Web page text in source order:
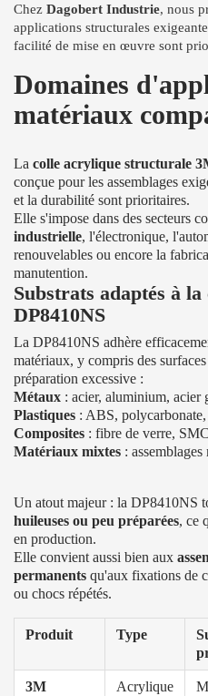
Chez Dagobert Industrie, nous
applications structurales
facilité de mise en œuvre sont
Domaines
matériaux
La colle acrylique structurale
conçue pour les assemblages
et la durabilité sont prioritaires.
Elle s'impose dans des secteurs
industrielle, l'électronique,
renouvelables ou encore la
manutention.
Substrats adaptés à
DP8410NS
La DP8410NS adhère
matériaux, y compris des
préparation excessive :
Métaux : acier, aluminium, acier
Plastiques : ABS,
Composites : fibre de verre,
Matériaux mixtes :
Un atout majeur : la DP8410NS
huileuses ou peu préparées, ce
en production.
Elle convient aussi bien aux
permanents qu'aux fixations de
ou chocs répétés.
Produit Type
3M
Acrylique